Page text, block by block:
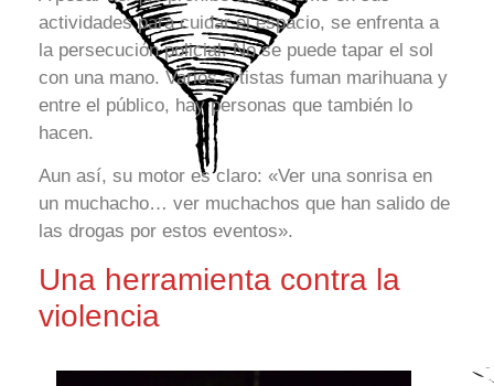
actividades para cuidar el espacio, se enfrenta a
la persecución policial. No se puede tapar el sol
con una mano. Varios artistas fuman marihuana y
entre el público, hay personas que también lo
hacen.
Aun así, su motor es claro: «Ver una sonrisa en
un muchacho… ver muchachos que han salido de
las drogas por estos eventos».
Una herramienta contra la
violencia